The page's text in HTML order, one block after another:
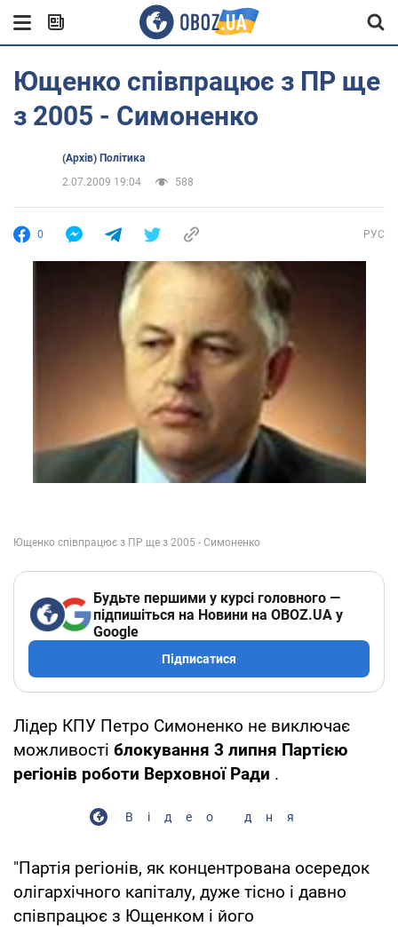
Ющенко співпрацює з ПР ще
з 2005 - Симоненко
(Архів) Політика
2.07.2009 19:04
588
0 РУС
Будьте першими у курсі головного —
підпишіться на Новини на OBOZ.UA у
Google
Підписатися
Лідер КПУ Петро Симоненко не виключає
можливості блокування 3 липня Партією
регіонів роботи Верховної Ради .
Відео дня
"Партія регіонів, як концентрована осередок
олігархічного капіталу, дуже тісно і давно
співпрацює з Ющенком і його